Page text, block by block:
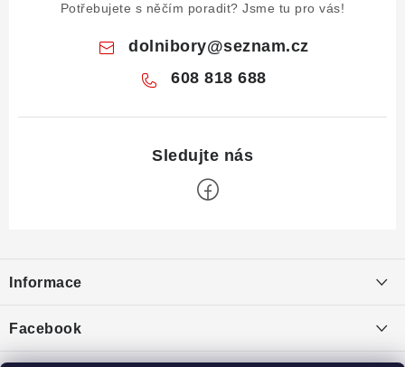
Potřebujete s něčím poradit? Jsme tu pro vás!
dolnibory@seznam.cz
608 818 688
p
a
Informace
Puncovní značky
Facebook